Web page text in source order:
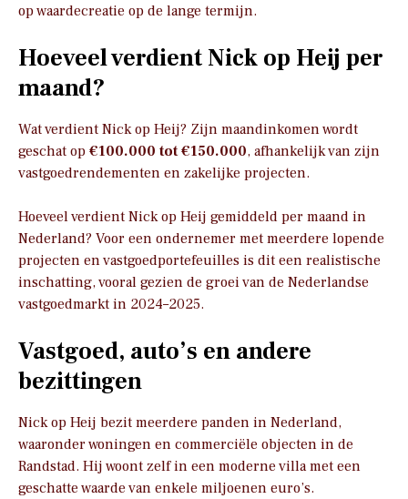
op waardecreatie op de lange termijn.
Hoeveel verdient Nick op Heij per
maand?
Wat verdient Nick op Heij? Zijn maandinkomen wordt
geschat op €100.000 tot €150.000, afhankelijk van zijn
vastgoedrendementen en zakelijke projecten.
Hoeveel verdient Nick op Heij gemiddeld per maand in
Nederland? Voor een ondernemer met meerdere lopende
projecten en vastgoedportefeuilles is dit een realistische
inschatting, vooral gezien de groei van de Nederlandse
vastgoedmarkt in 2024–2025.
Vastgoed, auto’s en andere
bezittingen
Nick op Heij bezit meerdere panden in Nederland,
waaronder woningen en commerciële objecten in de
Randstad. Hij woont zelf in een moderne villa met een
geschatte waarde van enkele miljoenen euro’s.